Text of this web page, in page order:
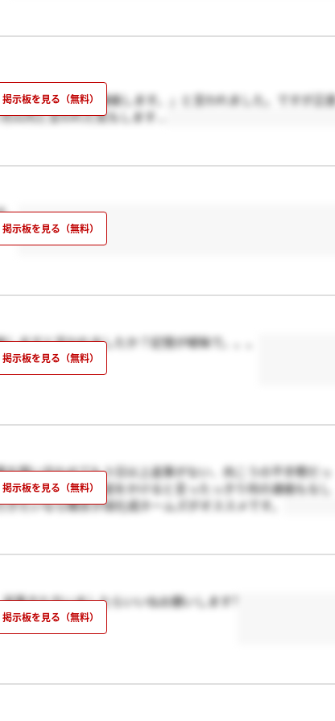
できるだけ早く連絡します。」と言われました。ですが正
内と言われた気もします...
。
ますと言われましたか？記憶が曖昧で。。。
問い合わせても３日以上返事がない、向こうの不手際だっ
方頃に説明の電話をかけると言ったっきり何の連絡もなし
たいなら積水か旭化成ホームズがオススメです。
事きた方いましたらいいねお願いします?